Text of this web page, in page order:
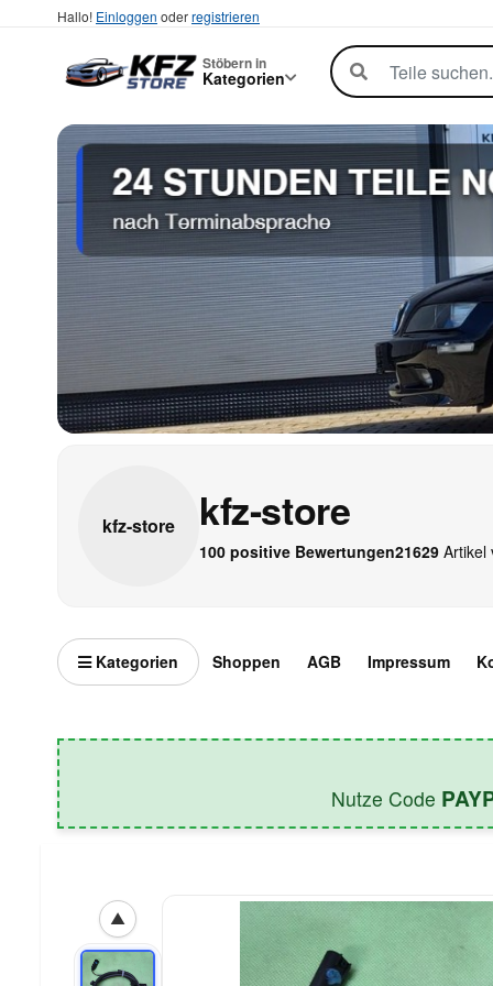
Hallo! Einloggen oderregistrieren
Stöbern in
Kategorien
kfz-store kfz-store
100 positive Bewertungen21629 Artikel
Kategorien Shoppen AGB Impressum
Nutze Code
▲